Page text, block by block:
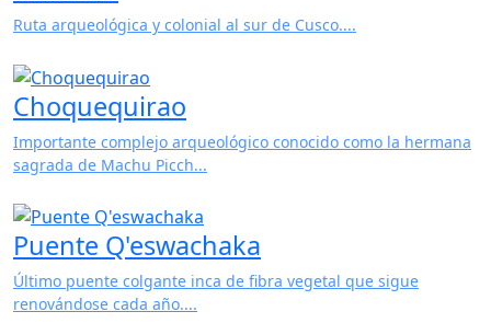
Importante complejo arqueológico conocido como la hermana
sagrada de Machu Picch...
Puente Q'eswachaka
Último puente colgante inca de fibra vegetal que sigue
renovándose cada año....